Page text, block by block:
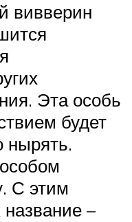
вивверин
Эта особь
будет
нырять.
С этим
–